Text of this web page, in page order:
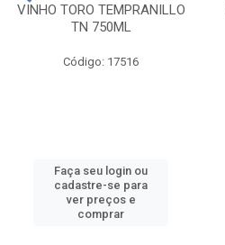
VINHO TORO TEMPRANILLO
TN 750ML
Código: 17516
Faça seu login ou
cadastre-se para
ver preços e
comprar